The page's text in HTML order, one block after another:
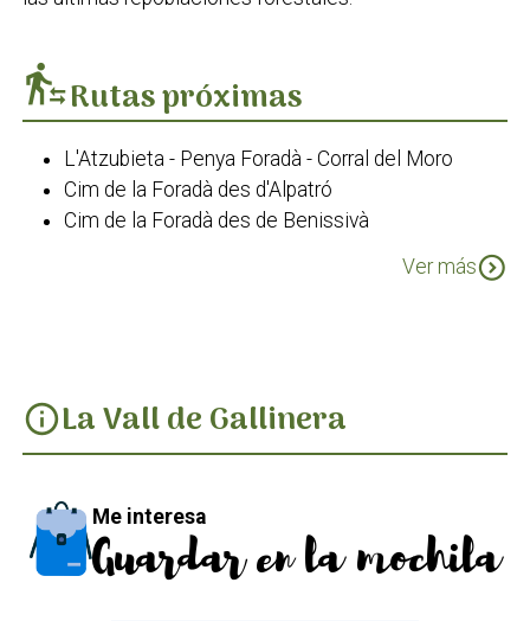
transfer_within_a_stationRutas próximas
L'Atzubieta - Penya Foradà - Corral del Moro
Cim de la Foradà des d'Alpatró
Cim de la Foradà des de Benissivà
Ver másexpand_circle_down
infoLa Vall de Gallinera
Me interesa
Guardar en la mochila